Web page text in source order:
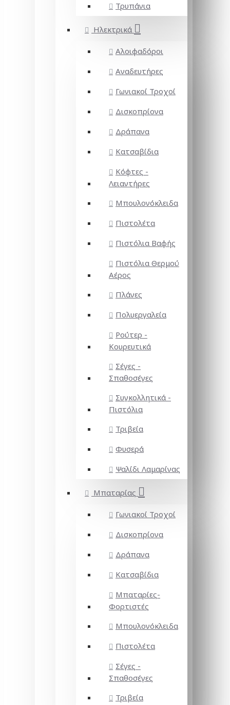
Τρυπάνια
Ηλεκτρικά
Αλοιφαδόροι
Αναδευτήρες
Γωνιακοί Τροχοί
Δισκοπρίονα
Δράπανα
Κατσαβίδια
Κόφτες -
Λειαντήρες
Μπουλονόκλειδα
Πιστολέτα
Πιστόλια Βαφής
Πιστόλια Θερμού
Αέρος
Πλάνες
Πολυεργαλεία
Ρούτερ -
Κουρευτικά
Σέγες -
Σπαθοσέγες
Συγκολλητικά -
Πιστόλια
Τριβεία
Φυσερά
Ψαλίδι Λαμαρίνας
Μπαταρίας
Γωνιακοί Τροχοί
Δισκοπρίονα
Δράπανα
Κατσαβίδια
Μπαταρίες-
Φορτιστές
Μπουλονόκλειδα
Πιστολέτα
Σέγες -
Σπαθοσέγες
Τριβεία